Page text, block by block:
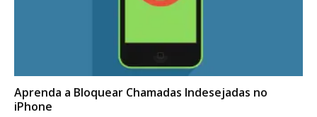
Aprenda a Bloquear Chamadas Indesejadas no
iPhone